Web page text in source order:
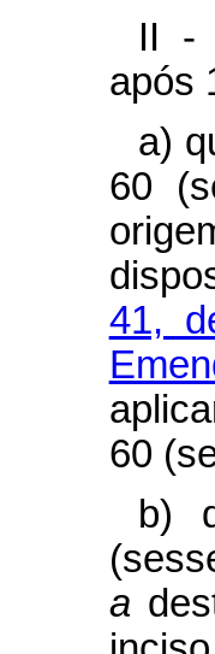
II -
após
a)
60
41,
60
b)
a